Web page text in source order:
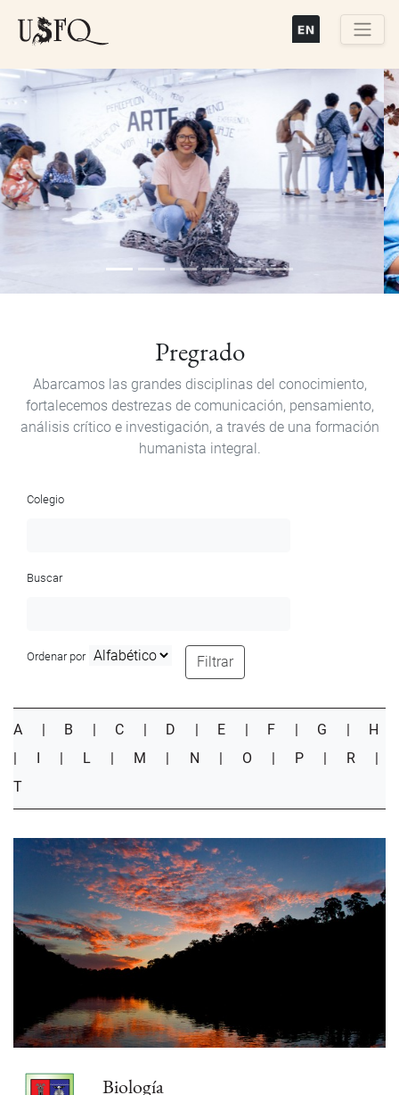
principal
Previous Next
Pregrado
Abarcamos las grandes disciplinas del conocimiento,
fortalecemos destrezas de comunicación, pensamiento,
análisis crítico e investigación, a través de una formación
humanista integral.
Colegio
Buscar
Ordenar por Filtrar
A | B | C | D | E | F | G | H
| I | L | M | N | O | P | R
|
T
Biología